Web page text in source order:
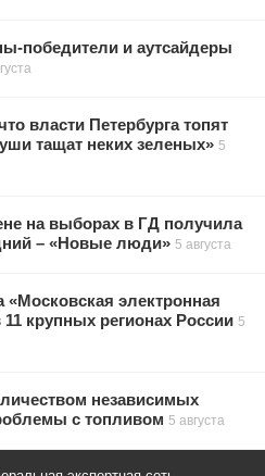
победители и аутсайдеры
власти Петербурга топят
тащат неких зеленых» 5
на выборах в ГД получила
– «Новые люди» 5 августа
электронная
крупных регионах России 5
независимых
с топливом 5 августа